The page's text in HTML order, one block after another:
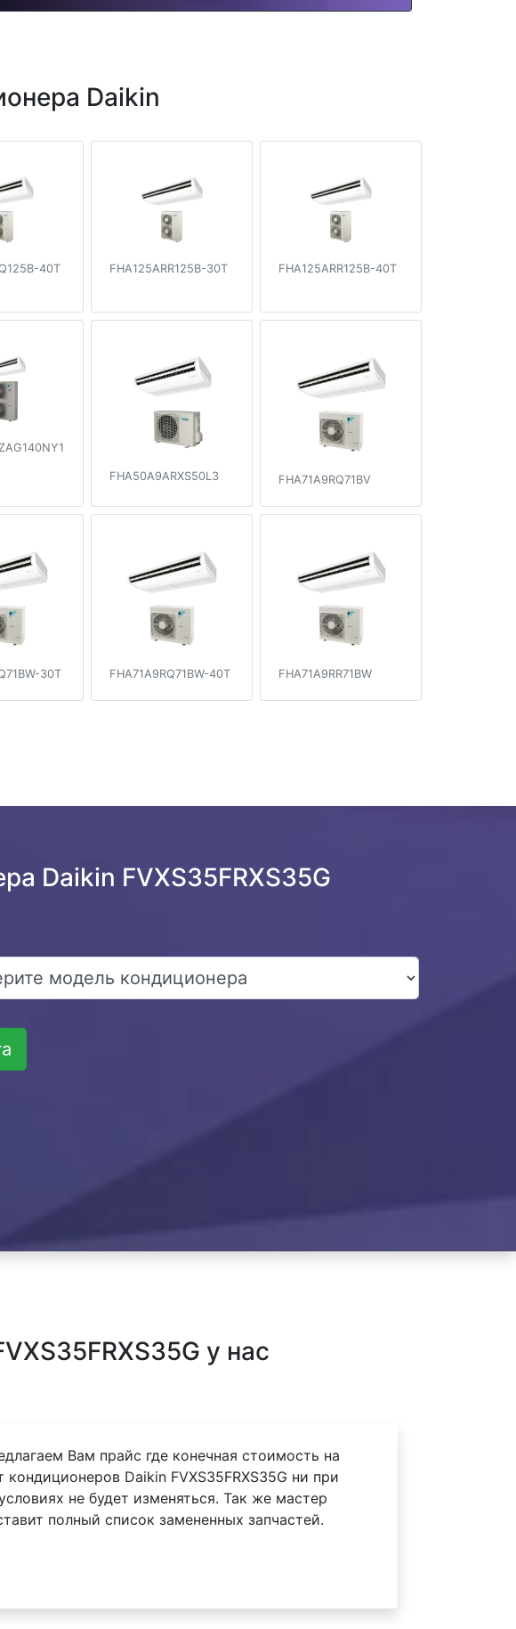
Daikin
40T FHA125ARR125B-30T FHA125ARR125B-40T
FHA50A9ARXS50L3 FHA71A9RQ71BV
30T FHA71A9RQ71BW-40T FHA71A9RR71BW
Daikin FVXS35FRXS35G
у нас
Вам прайс где конечная стоимость на
кондиционеров Daikin FVXS35FRXS35G ни при
не будет изменяться. Так же мастер
полный список замененных запчастей.